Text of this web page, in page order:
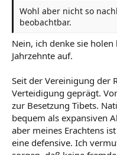
Wohl aber nicht so
beobachtbar.
Nein, ich denke sie
Jahrzehnte auf.
Seit der Vereinigung der
Verteidigung geprägt.
zur Besetzung Tibets.
bequem als expansiven
aber meines Erachtens
eine defensive. Ich